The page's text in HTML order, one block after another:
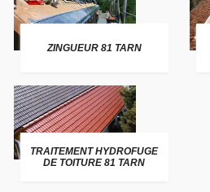
ZINGUEUR 81 TARN
TRAITEMENT HYDROFUGE
DE TOITURE 81 TARN